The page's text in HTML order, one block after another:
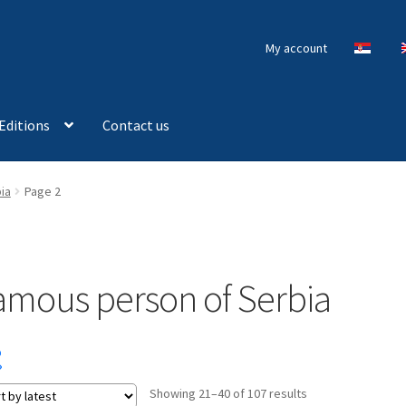
My account
Contact us
Page 2
person of Serbia
Showing 21–40 of 107 resultsSorted